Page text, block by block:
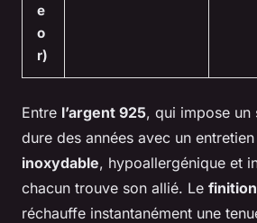
e
o
r)
Entre l’argent 925, qui impose un
dure des années avec un
inoxydable, hypoallergénique et
chacun trouve son allié. Le
réchauffe instantanément une